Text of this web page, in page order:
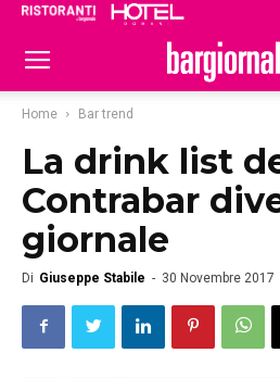
Home Bar trend
La drink list
Contrabar
giornale
Di Giuseppe Stabile - 30 Novembre 2017